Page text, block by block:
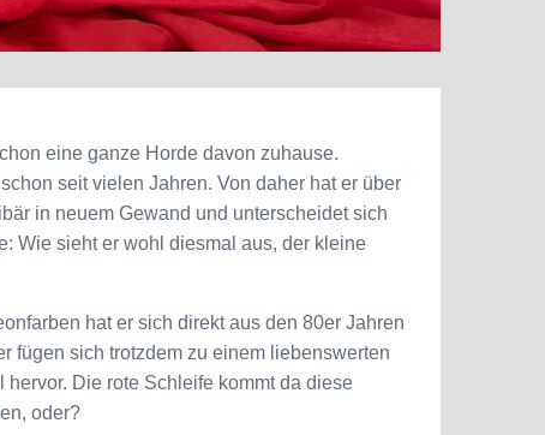
eine ganze Horde davon zuhause.
seit vielen Jahren. Von daher hat er über
in neuem Gewand und unterscheidet sich
Wie sieht er wohl diesmal aus, der kleine
hat er sich direkt aus den 80er Jahren
fügen sich trotzdem zu einem liebenswerten
Die rote Schleife kommt da diese
oder?